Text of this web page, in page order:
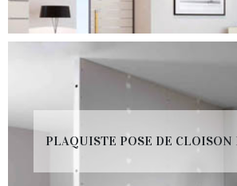
PLAQUISTE POSE DE CLOISON